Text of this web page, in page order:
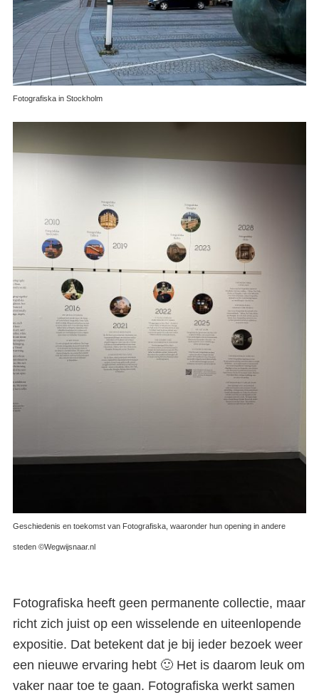
Fotografiska in Stockholm wil
bezoeken
Fotografiska in Stockholm
Geschiedenis en toekomst van Fotografiska, waaronder hun opening in andere
steden ©Wegwijsnaar.nl
Fotografiska heeft geen permanente collectie, maar
richt zich juist op een wisselende en uiteenlopende
expositie. Dat betekent dat je bij ieder bezoek weer
een nieuwe ervaring hebt 🙂 Het is daarom leuk om
vaker naar toe te gaan. Fotografiska werkt samen